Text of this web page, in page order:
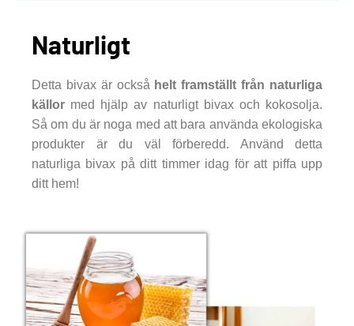
Naturligt
Detta bivax är också helt framställt från naturliga
källor med hjälp av naturligt bivax och kokosolja.
Så om du är noga med att bara använda ekologiska
produkter är du väl förberedd. Använd detta
naturliga bivax på ditt timmer idag för att piffa upp
ditt hem!